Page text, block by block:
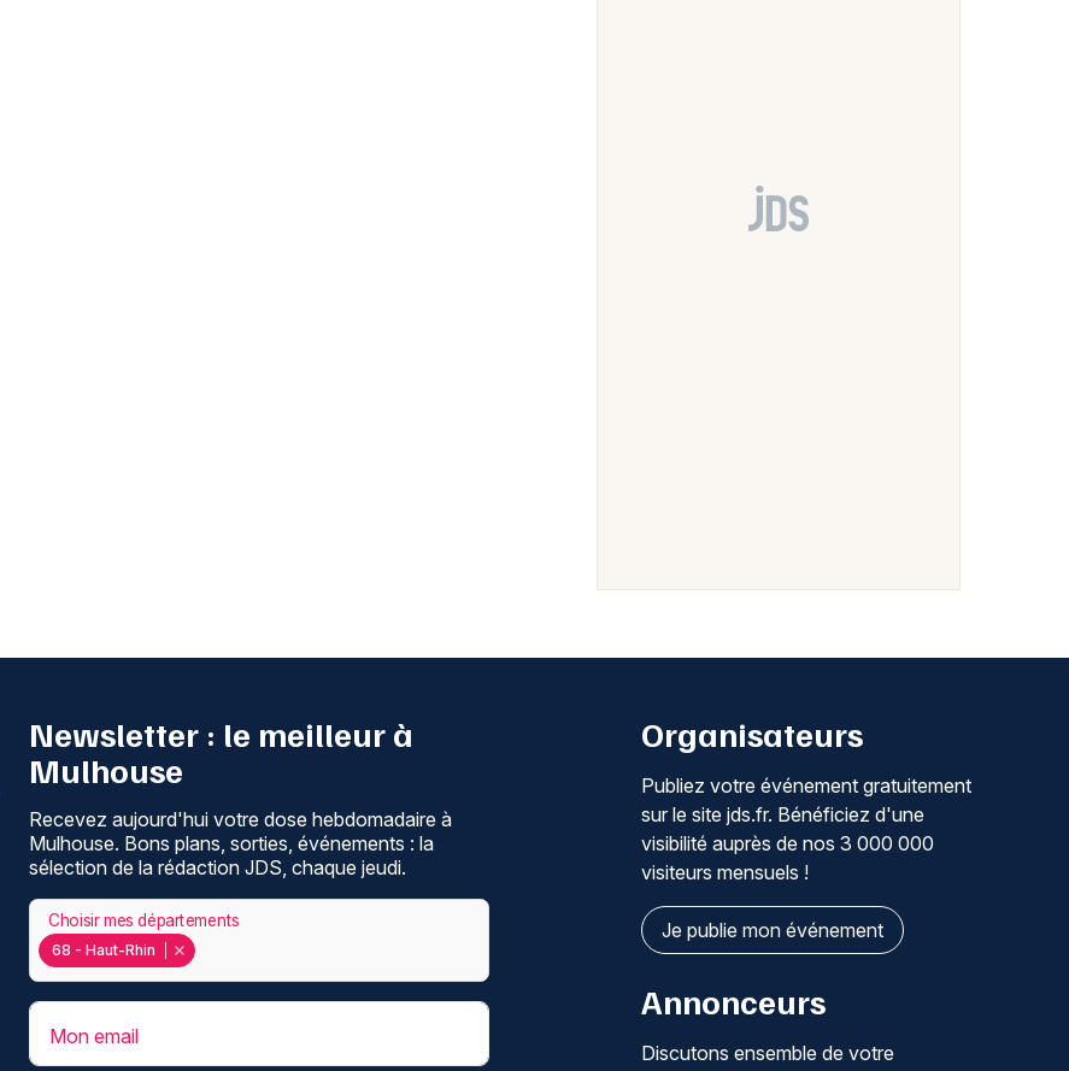
Newsletter : le meilleur à
Mulhouse
Recevez aujourd'hui votre dose hebdomadaire à
Mulhouse. Bons plans, sorties, événements : la
sélection de la rédaction JDS, chaque jeudi.
68 - Haut-Rhin
Choisir mes départements
Mon email
Organisateurs
Publiez votre événement gratuitement
sur le site jds.fr. Bénéficiez d'une
visibilité auprès de nos 3 000 000
visiteurs mensuels !
Je publie mon événement
Annonceurs
Discutons ensemble de votre